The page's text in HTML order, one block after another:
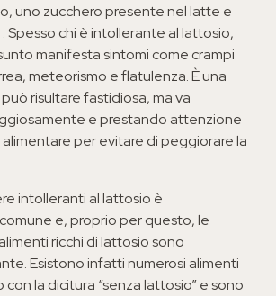
uno zucchero presente nel latte e
Spesso chi è intollerante al lattosio,
manifesta sintomi come crampi
meteorismo e flatulenza. È una
risultare fastidiosa, ma va
e prestando attenzione
per evitare di peggiorare la
intolleranti al lattosio è
e, proprio per questo, le
ricchi di lattosio sono
Esistono infatti numerosi alimenti
la dicitura “senza lattosio” e sono